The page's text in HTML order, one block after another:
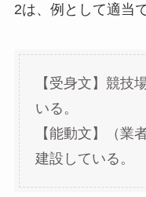
2は、例として適当
【受身文】競技
いる。
【能動文】（業
建設している。